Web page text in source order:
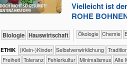
Vielleicht ist
ROHE
​​​​​​Biologie ​Haus­wirtschaft ​​​​​​​​Ökologie ​​​​​Chemie
ETHIK (Klein-)Kinder ​​​​​​​​​​​​​​​​​​​​​​​​​​​​​​​​​​​​​​​​Selbst­verwirklichung
​​​Freiheit ​​​Toleranz ​​Fehlerkultur ​​Minimalismus Alte